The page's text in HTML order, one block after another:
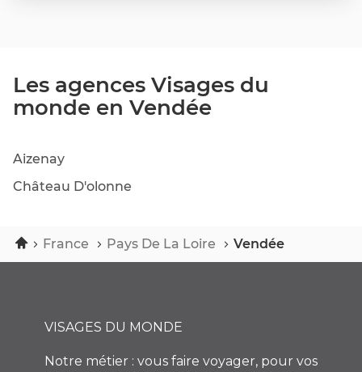
VENTE
VISAGES
DU
Les agences Visages du
monde en Vendée
Aizenay
Château D'olonne
AccueilFrance Pays De La Loire Vendée
VISAGES DU MONDE
Notre métier : vous faire voyager, pour vos